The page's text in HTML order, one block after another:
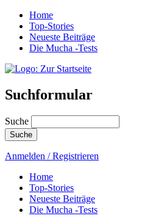
Home
Top-Stories
Neueste Beiträge
Die Mucha -Tests
Suchformular
Suche
Anmelden / Registrieren
Home
Top-Stories
Neueste Beiträge
Die Mucha -Tests